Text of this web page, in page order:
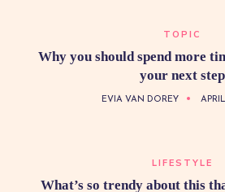
TOPIC
Why you should spend more
your next step
EVIA VAN DOREY
LIFESTYLE
What’s so trendy about this